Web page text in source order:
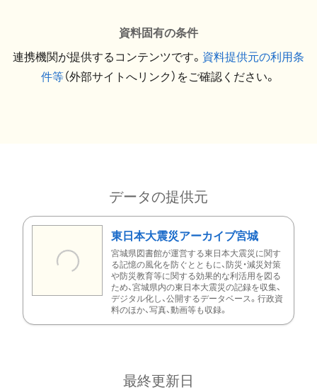
資料固有の条件
連携機関が提供するコンテンツです。 資料提供元の利用条
件等（外部サイトへリンク）をご確認ください。
データの提供元
東日本大震災アーカイブ宮城
宮城県図書館が運営する東日本大震災に関す
る記憶の風化を防ぐとともに、防災・減災対策
や防災教育等に関する効果的な利活用を図る
ため、宮城県内の東日本大震災の記録を収集、
デジタル化し、公開するデータベース。行政資
料のほか、写真、動画等も収録。
最終更新日